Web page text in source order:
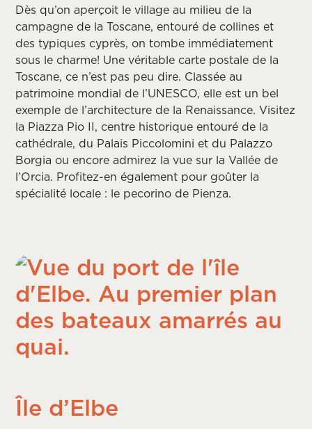
Dès qu’on aperçoit le village au milieu de la
campagne de la Toscane, entouré de collines et
des typiques cyprès, on tombe immédiatement
sous le charme! Une véritable carte postale de la
Toscane, ce n’est pas peu dire. Classée au
patrimoine mondial de l’UNESCO, elle est un bel
exemple de l’architecture de la Renaissance. Visitez
la Piazza Pio II, centre historique entouré de la
cathédrale, du Palais Piccolomini et du Palazzo
Borgia ou encore admirez la vue sur la Vallée de
l’Orcia. Profitez-en également pour goûter la
spécialité locale : le pecorino de Pienza.
Île d’Elbe